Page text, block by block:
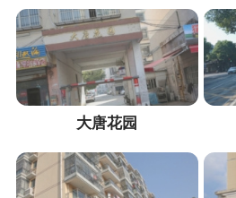
大唐花园